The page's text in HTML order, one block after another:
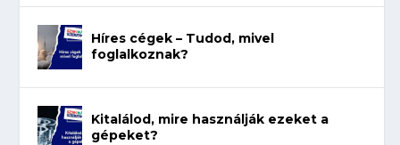
Híres cégek – Tudod, mivel
foglalkoznak?
Kitalálod, mire használják ezeket a
gépeket?